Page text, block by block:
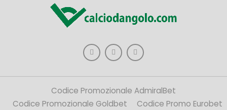
Codice Promozionale AdmiralBet
Codice Promozionale Goldbet
Codice Promo Eurobet